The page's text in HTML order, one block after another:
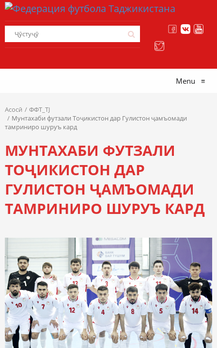
Menu ≡
Асосӣ
ФФТ_TJ
Мунтахаби футзали Тоҷикистон дар Гулистон ҷамъомади
тамриниро шуруъ кард
МУНТАХАБИ ФУТЗАЛИ
ТОҶИКИСТОН ДАР
ГУЛИСТОН ҶАМЪОМАДИ
ТАМРИНИРО ШУРУЪ КАРД